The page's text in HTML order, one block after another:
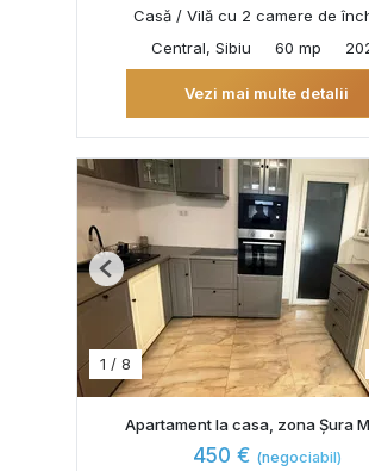
Casă / Vilă cu 2 camere de
Central, Sibiu
60 mp
Vezi mai multe detalii
1 / 8
Previous
Apartament la casa, zona Șura
450 € (negociabil)